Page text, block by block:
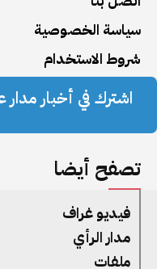
سياسة الخصوصية
شروط الاستخدام
اشترك في أخبار مدار
تصفح أيضا
فيديو غراف
مدار الرأي
ملفات